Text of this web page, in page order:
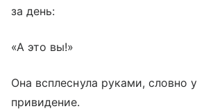
за день:
«А это вы!»
Она всплеснула руками, словно
привидение.